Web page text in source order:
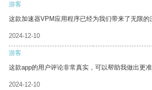
游客
这款加速器VPM应用程序已经为我们带来了无限的
2024-12-10
游客
这款app的用户评论非常真实，可以帮助我做出更准
2024-12-10